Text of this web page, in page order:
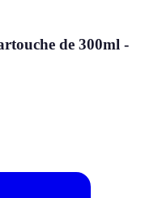
de 300ml -